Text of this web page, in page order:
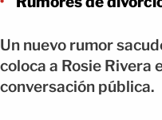
Un nuevo rumor
coloca a Rosie Rivera
conversación pública.